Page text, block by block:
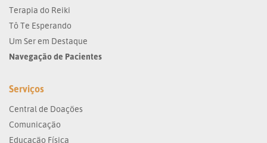
Terapia do Reiki
Tô Te Esperando
Um Ser em Destaque
Navegação de Pacientes
Serviços
Central de Doações
Comunicação
Educação Física